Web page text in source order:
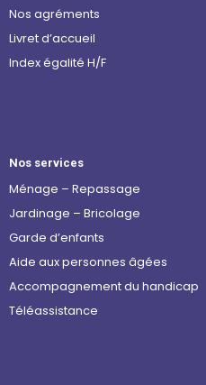
Nos agréments
Livret d’accueil
Index égalité H/F
Nos services
Ménage – Repassage
Jardinage – Bricolage
Garde d’enfants
Aide aux personnes âgées
Accompagnement du handicap
Téléassistance